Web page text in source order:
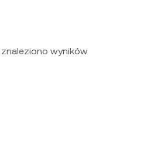
znaleziono wyników